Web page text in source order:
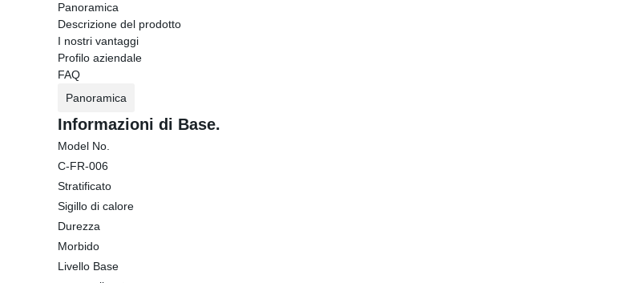
Panoramica
Descrizione del prodotto
I nostri vantaggi
Profilo aziendale
FAQ
Panoramica
Informazioni di Base.
Model No.
C-FR-006
Stratificato
Sigillo di calore
Durezza
Morbido
Livello Base